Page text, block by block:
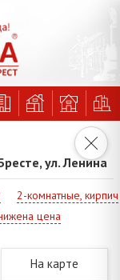
ул. Ленина
2-комнатные, кирпич
цена
На карте